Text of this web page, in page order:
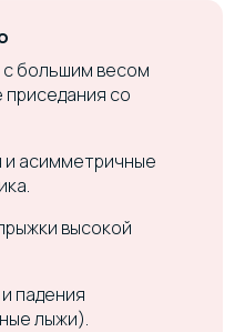
большим весом
со
и асимметричные
высокой
падения
лыжи).